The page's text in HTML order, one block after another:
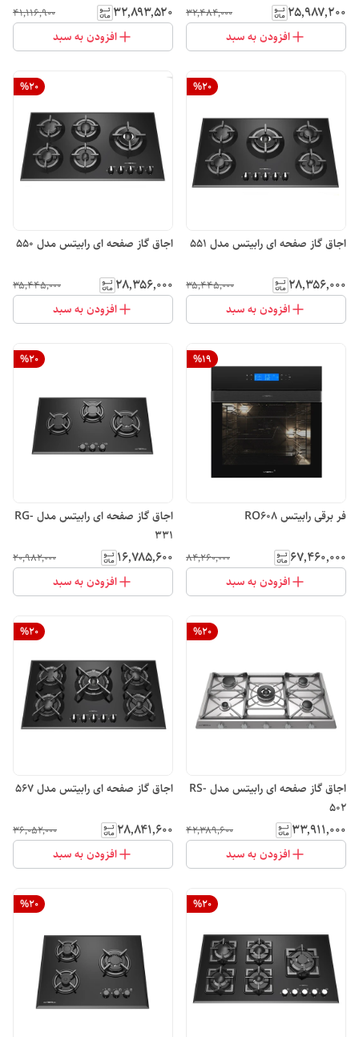
۲۵٬۹۸۷٬۲۰۰ ۳۲٬۴۸۴٬۰۰۰
افزودن به سبد
۳۲٬۸۹۳٬۵۲۰ ۴۱٬۱۱۶٬۹۰۰
افزودن به سبد
%20
اجاق گاز صفحه ای رابیتس مدل 551
۲۸٬۳۵۶٬۰۰۰ ۳۵٬۴۴۵٬۰۰۰
افزودن به سبد
%20
اجاق گاز صفحه ای رابیتس مدل 550
۲۸٬۳۵۶٬۰۰۰ ۳۵٬۴۴۵٬۰۰۰
افزودن به سبد
%19
فر برقی رابیتس RO608
۶۷٬۴۶۰٬۰۰۰ ۸۴٬۲۶۰٬۰۰۰
افزودن به سبد
%20
اجاق گاز صفحه ای رابیتس مدل RG-
331
۱۶٬۷۸۵٬۶۰۰ ۲۰٬۹۸۲٬۰۰۰
افزودن به سبد
%20
اجاق گاز صفحه ای رابیتس مدل RS-
502
۳۳٬۹۱۱٬۰۰۰ ۴۲٬۳۸۹٬۶۰۰
افزودن به سبد
%20
اجاق گاز صفحه ای رابیتس مدل 567
۲۸٬۸۴۱٬۶۰۰ ۳۶٬۰۵۲٬۰۰۰
افزودن به سبد
%20
%20